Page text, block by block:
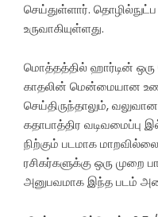
செய்துள்ளார்.
உருவாகியுள்ளது.
மொத்தத்தில் ஹார்டின்
காதலின் மென்மையான
செய்திருந்தாலும்,
கதாபாத்திர
நிற்கும் படமாக
ரசிகர்களுக்கு ஒரு
அனுபவமாக இந்த படம்